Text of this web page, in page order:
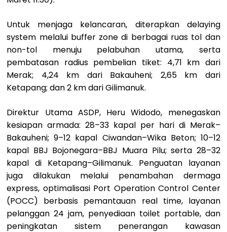
Untuk menjaga kelancaran, diterapkan delaying
system melalui buffer zone di berbagai ruas tol dan
non-tol menuju pelabuhan utama, serta
pembatasan radius pembelian tiket: 4,71 km dari
Merak; 4,24 km dari Bakauheni; 2,65 km dari
Ketapang; dan 2 km dari Gilimanuk.
Direktur Utama ASDP, Heru Widodo, menegaskan
kesiapan armada: 28–33 kapal per hari di Merak–
Bakauheni; 9–12 kapal Ciwandan–Wika Beton; 10–12
kapal BBJ Bojonegara–BBJ Muara Pilu; serta 28–32
kapal di Ketapang–Gilimanuk. Penguatan layanan
juga dilakukan melalui penambahan dermaga
express, optimalisasi Port Operation Control Center
(POCC) berbasis pemantauan real time, layanan
pelanggan 24 jam, penyediaan toilet portable, dan
peningkatan sistem penerangan kawasan